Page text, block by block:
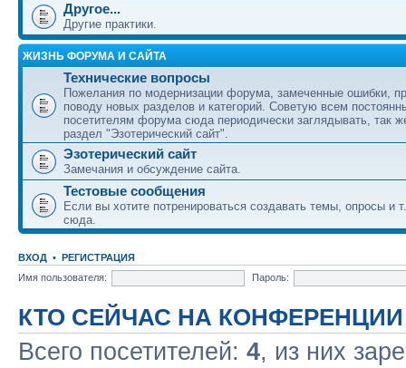
Другое...
Другие практики.
ЖИЗНЬ ФОРУМА И САЙТА
Технические вопросы
Пожелания по модернизации форума, замеченные ошибки,
поводу новых разделов и категорий. Советую всем
посетителям форума сюда периодически заглядывать, так
раздел "Эзотерический сайт".
Эзотерический сайт
Замечания и обсуждение сайта.
Тестовые сообщения
Если вы хотите потренироваться создавать темы, опросы и
сюда.
ВХОД • РЕГИСТРАЦИЯ
Имя пользователя:
Пароль:
КТО СЕЙЧАС НА КОНФЕРЕНЦИИ
Всего посетителей: 4, из них